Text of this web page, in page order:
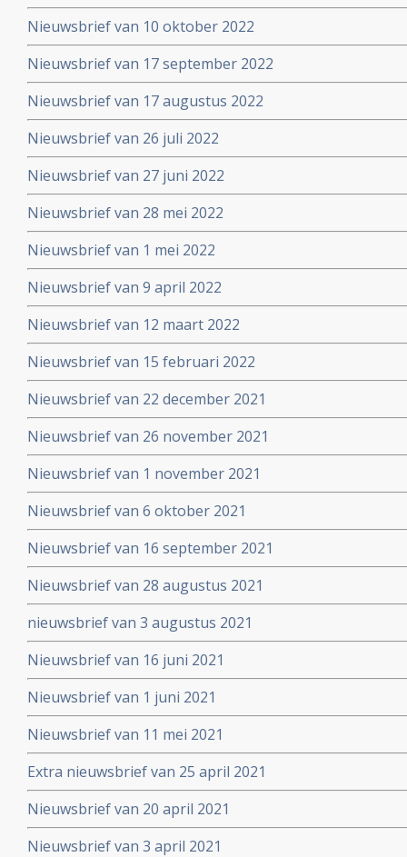
Nieuwsbrief van 10 oktober 2022
Nieuwsbrief van 17 september 2022
Nieuwsbrief van 17 augustus 2022
Nieuwsbrief van 26 juli 2022
Nieuwsbrief van 27 juni 2022
Nieuwsbrief van 28 mei 2022
Nieuwsbrief van 1 mei 2022
Nieuwsbrief van 9 april 2022
Nieuwsbrief van 12 maart 2022
Nieuwsbrief van 15 februari 2022
Nieuwsbrief van 22 december 2021
Nieuwsbrief van 26 november 2021
Nieuwsbrief van 1 november 2021
Nieuwsbrief van 6 oktober 2021
Nieuwsbrief van 16 september 2021
Nieuwsbrief van 28 augustus 2021
nieuwsbrief van 3 augustus 2021
Nieuwsbrief van 16 juni 2021
Nieuwsbrief van 1 juni 2021
Nieuwsbrief van 11 mei 2021
Extra nieuwsbrief van 25 april 2021
Nieuwsbrief van 20 april 2021
Nieuwsbrief van 3 april 2021